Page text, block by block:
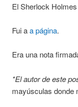
El Sherlock
Fui aa página.
Era una nota
*El autor de este
mayúsculas donde